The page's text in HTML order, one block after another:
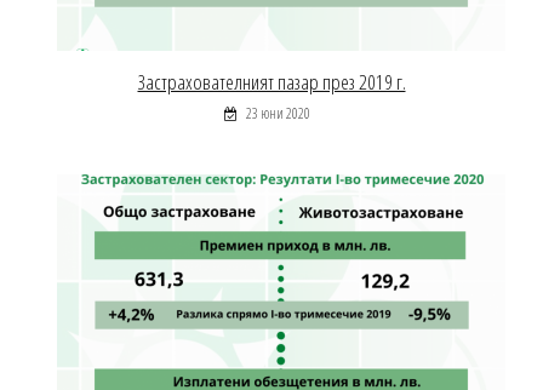
Застрахователният пазар през 2019 г.
23 юни 2020